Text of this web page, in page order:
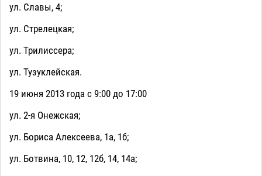
ул. Славы, 4;
ул. Стрелецкая;
ул. Трилиссера;
ул. Тузуклейская.
19 июня 2013 года с 9:00 до 17:00
ул. 2-я Онежская;
ул. Бориса Алексеева, 1а, 1б;
ул. Ботвина, 10, 12, 12б, 14, 14а;